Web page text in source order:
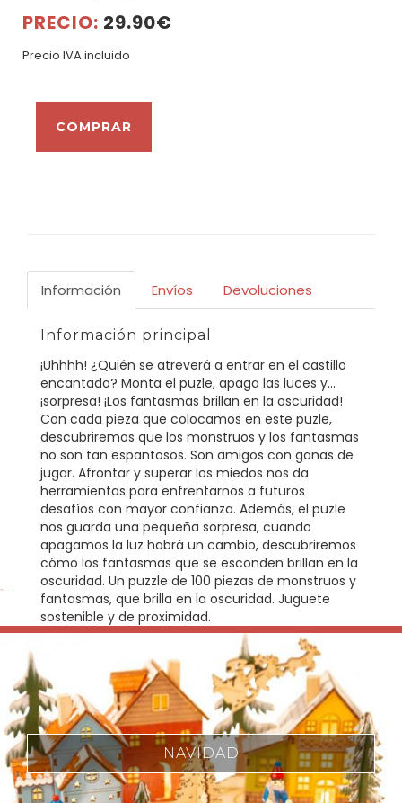
PRECIO: 29.90€
Precio IVA incluido
Información Envíos Devoluciones
Información principal
¡Uhhhh! ¿Quién se atreverá a entrar en el castillo
encantado? Monta el puzle, apaga las luces y...
¡sorpresa! ¡Los fantasmas brillan en la oscuridad!
Con cada pieza que colocamos en este puzle,
descubriremos que los monstruos y los fantasmas
no son tan espantosos. Son amigos con ganas de
jugar. Afrontar y superar los miedos nos da
herramientas para enfrentarnos a futuros
desafíos con mayor confianza. Además, el puzle
nos guarda una pequeña sorpresa, cuando
apagamos la luz habrá un cambio, descubriremos
cómo los fantasmas que se esconden brillan en la
oscuridad. Un puzzle de 100 piezas de monstruos y
fantasmas, que brilla en la oscuridad. Juguete
sostenible y de proximidad.
NAVIDAD